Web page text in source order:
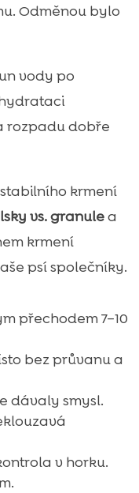
Odměnou bylo
vody po
rozpadu dobře
krmení
vs. granulea
krmení
psí společníky.
přechodem 7–10
bez průvanu a
dávaly smysl.
v horku.